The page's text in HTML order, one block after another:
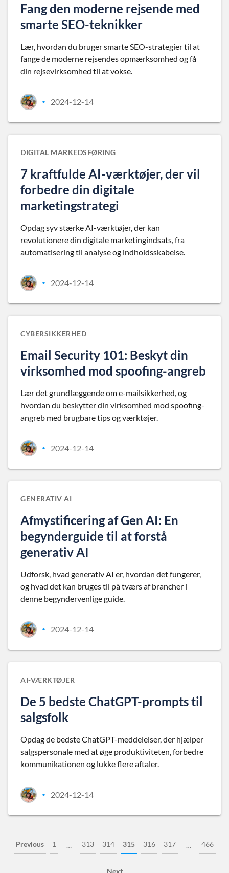
Fang den moderne rejsende med
smarte SEO-teknikker
Lær, hvordan du bruger smarte SEO-strategier til at
fange de moderne rejsendes opmærksomhed og få
din rejsevirksomhed til at vokse.
• 2024-12-14
DIGITAL MARKEDSFØRING
7 kraftfulde AI-værktøjer, der vil
forbedre din digitale
marketingstrategi
Opdag syv stærke AI-værktøjer, der kan
revolutionere din digitale marketingindsats, fra
automatisering til analyse og indholdsskabelse.
• 2024-12-14
CYBERSIKKERHED
Email Security 101: Beskyt din
virksomhed mod spoofing-angreb
Lær det grundlæggende om e-mailsikkerhed, og
hvordan du beskytter din virksomhed mod spoofing-
angreb med brugbare tips og værktøjer.
• 2024-12-14
GENERATIV AI
Afmystificering af Gen AI: En
begynderguide til at forstå
generativ AI
Udforsk, hvad generativ AI er, hvordan det fungerer,
og hvad det kan bruges til på tværs af brancher i
denne begyndervenlige guide.
• 2024-12-14
AI-VÆRKTØJER
De 5 bedste ChatGPT-prompts til
salgsfolk
Opdag de bedste ChatGPT-meddelelser, der hjælper
salgspersonale med at øge produktiviteten, forbedre
kommunikationen og lukke flere aftaler.
• 2024-12-14
Previous 1 … 313 314 315 316 317 … 466
Next